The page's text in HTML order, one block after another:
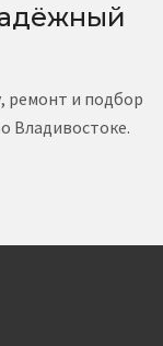
ремонт и подбор
Владивостоке.